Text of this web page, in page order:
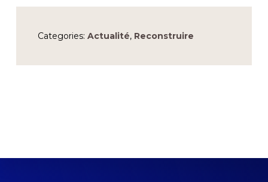
Categories: Actualité, Reconstruire